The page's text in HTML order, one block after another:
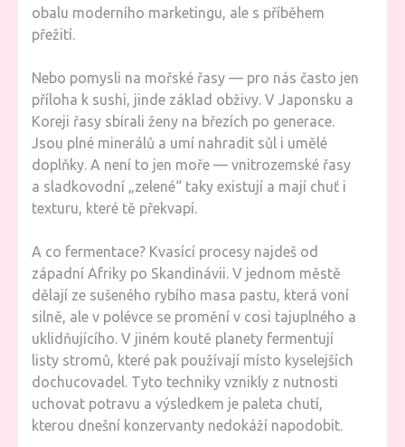
obalu moderního marketingu, ale s příběhem
přežití.
Nebo pomysli na mořské řasy — pro nás často jen
příloha k sushi, jinde základ obživy. V Japonsku a
Koreji řasy sbírali ženy na březích po generace.
Jsou plné minerálů a umí nahradit sůl i umělé
doplňky. A není to jen moře — vnitrozemské řasy
a sladkovodní „zelené“ taky existují a mají chuť i
texturu, které tě překvapí.
A co fermentace? Kvasící procesy najdeš od
západní Afriky po Skandinávii. V jednom městě
dělají ze sušeného rybího masa pastu, která voní
silně, ale v polévce se promění v cosi tajuplného a
uklidňujícího. V jiném koutě planety fermentují
listy stromů, které pak používají místo kyselejších
dochucovadel. Tyto techniky vznikly z nutnosti
uchovat potravu a výsledkem je paleta chutí,
kterou dnešní konzervanty nedokáží napodobit.